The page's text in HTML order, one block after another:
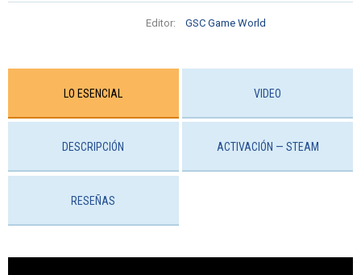
Editor: GSC Game World
LO ESENCIAL VIDEO
DESCRIPCIÓN ACTIVACIÓN — STEAM
RESEÑAS